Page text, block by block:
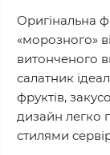
Оригінальна
«морозного»
витонченого
салатник
фруктів,
дизайн легко
стилями